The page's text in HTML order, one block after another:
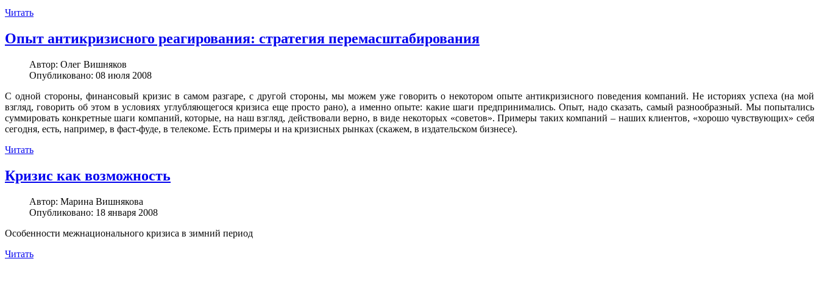
Читать
Опыт антикризисного реагирования: стратегия перемасштабирования
Автор: Олег Вишняков
Опубликовано: 08 июля 2008
С одной стороны, финансовый кризис в самом разгаре, с другой стороны, мы можем уже говорить о некотором опыте антикризисного поведения компаний. Не историях успеха (на мой
взгляд, говорить об этом в условиях углубляющегося кризиса еще просто рано), а именно опыте: какие шаги предпринимались. Опыт, надо сказать, самый разнообразный. Мы попытались
суммировать конкретные шаги компаний, которые, на наш взгляд, действовали верно, в виде некоторых «советов». Примеры таких компаний – наших клиентов, «хорошо чувствующих» себя
сегодня, есть, например, в фаст-фуде, в телекоме. Есть примеры и на кризисных рынках (скажем, в издательском бизнесе).
Читать
Кризис как возможность
Автор: Марина Вишнякова
Опубликовано: 18 января 2008
Особенности межнационального кризиса в зимний период
Читать